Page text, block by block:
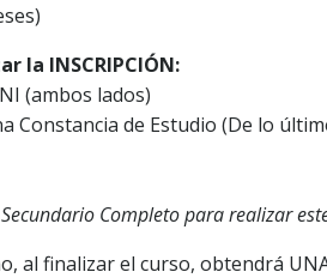
la INSCRIPCIÓN:
(ambos lados)
Constancia de Estudio (De lo
Completo para realizar
al finalizar el curso, obtendrá